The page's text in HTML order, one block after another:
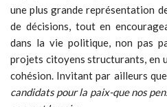
une plus grande représentation
de décisions, tout en
dans la vie politique, non pas
projets citoyens structurants, en
cohésion. Invitant par ailleurs que
candidats pour la paix-que nos